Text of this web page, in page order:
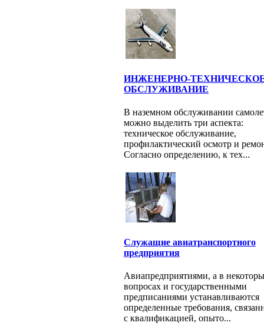
ИНЖЕНЕРНО-
ОБСЛУЖИВАНИЕ
В наземном обслуживании
можно выделить три аспекта:
техническое обслуживание,
профилактический осмотр и
Согласно определению, к тех...
Служащие авиатранспортного
предприятия
Авиапредприятиями, а в
вопросах и государственными
предписаниями устанавливаются
определенные требования,
с квалификацией, опыто...